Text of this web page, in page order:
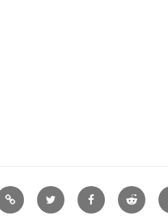
Mastodontwitter facebookreddit